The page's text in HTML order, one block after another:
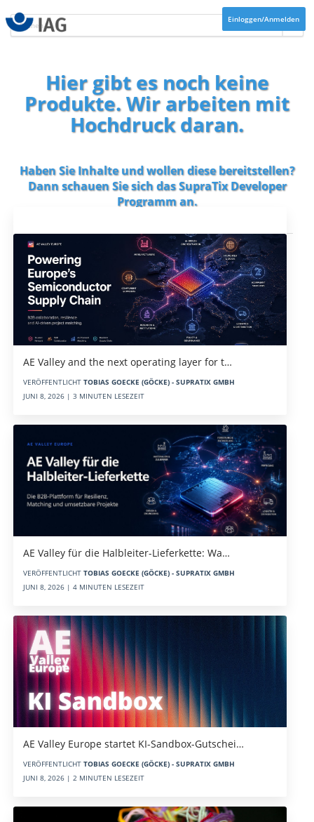
Einloggen/Anmelden
Hier gibt es noch keine
Produkte. Wir arbeiten mit
Hochdruck daran.
Haben Sie Inhalte und wollen diese bereitstellen?
Dann schauen Sie sich dasSupraTix Developer
Programman.
AE Valley and the next operating layer for t…
VERÖFFENTLICHT TOBIAS GOECKE (GÖCKE) - SUPRATIX GMBH
JUNI 8, 2026 | 3 MINUTEN LESEZEIT
AE Valley für die Halbleiter-Lieferkette: Wa…
VERÖFFENTLICHT TOBIAS GOECKE (GÖCKE) - SUPRATIX GMBH
JUNI 8, 2026 | 4 MINUTEN LESEZEIT
AE Valley Europe startet KI-Sandbox-Gutschei…
VERÖFFENTLICHT TOBIAS GOECKE (GÖCKE) - SUPRATIX GMBH
JUNI 8, 2026 | 2 MINUTEN LESEZEIT